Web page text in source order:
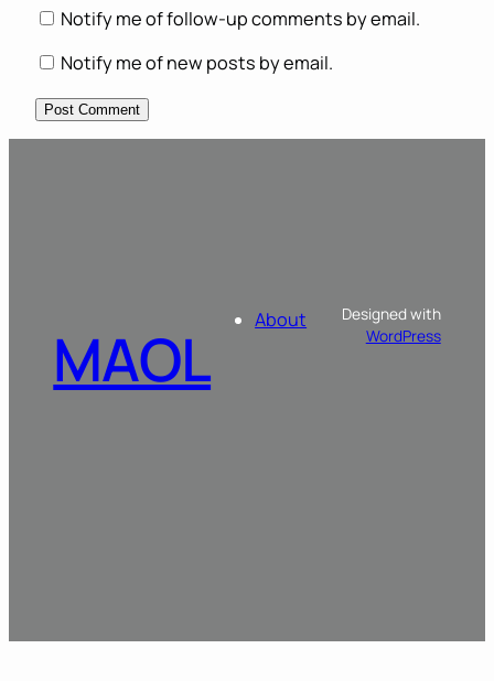
Notify me of follow-up comments by email.
Notify me of new posts by email.
MAOL About
Designed with
WordPress